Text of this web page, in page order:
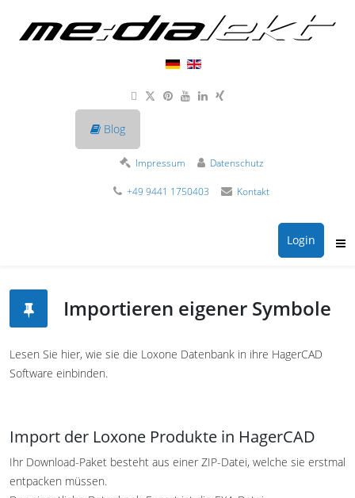
Blog
Impressum Datenschutz
+49 9441 1750403 Kontakt
Login
Importieren eigener Symbole
Lesen Sie hier, wie sie die Loxone Datenbank in ihre HagerCAD
Software einbinden.
Import der Loxone Produkte in HagerCAD
Ihr Download-Paket besteht aus einer ZIP-Datei, welche sie erstmal
entpacken müssen.